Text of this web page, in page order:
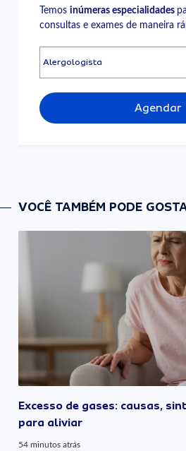
Temosinúmeras especialidades
consultas e exames de maneira
Agendar
VOCÊ TAMBÉM PODE
Excesso de gases: causas,
para aliviar
54 minutos atrás